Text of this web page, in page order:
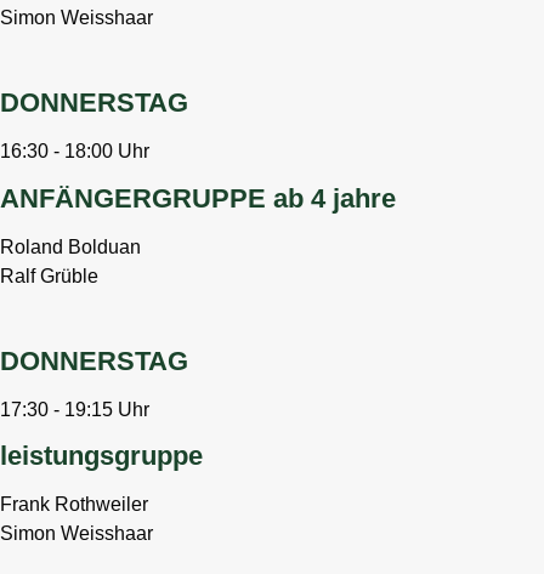
Simon Weisshaar
DONNERSTAG
16:30 - 18:00 Uhr
ANFÄNGERGRUPPE ab 4 jahre
Roland Bolduan
Ralf Grüble
DONNERSTAG
17:30 - 19:15 Uhr
leistungsgruppe
Frank Rothweiler
Simon Weisshaar